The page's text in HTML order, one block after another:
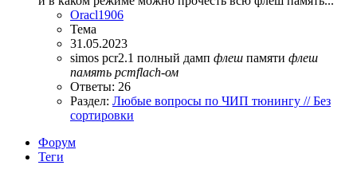
Oracl1906
Тема
31.05.2023
simos pcr2.1 полный дамп флеш памяти флеш
память pcmflach-ом
Ответы: 26
Раздел: Любые вопросы по ЧИП тюнингу // Без
сортировки
Форум
Теги